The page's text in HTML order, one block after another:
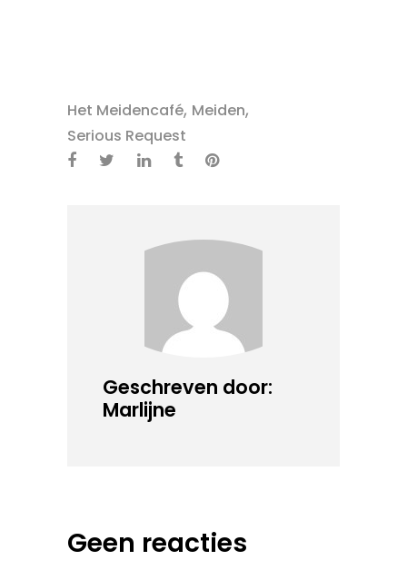
Het Meidencafé, Meiden,
Serious Request
Geschreven door:
Marlijne
Geen reacties